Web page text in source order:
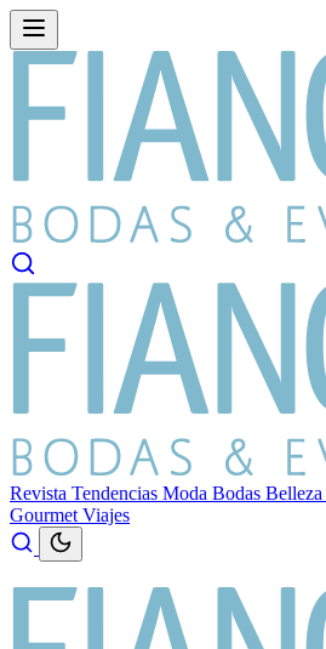
Revista Tendencias Moda Bodas Belleza
Gourmet Viajes